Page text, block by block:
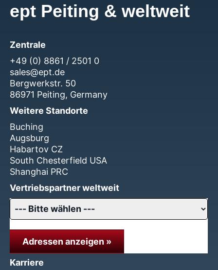
ept Peiting & weltweit
Zentrale
+49 (0) 8861 / 2501 0
sales@ept.de
Bergwerkstr. 50
86971 Peiting, Germany
Weitere Standorte
Buching
Augsburg
Habartov CZ
South Chesterfield USA
Shanghai PRC
Vertriebspartner weltweit
Adressen anzeigen »
Karriere